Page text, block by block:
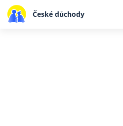
České důchody